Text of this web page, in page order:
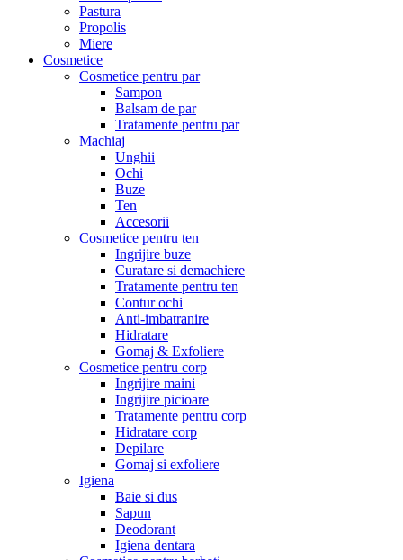
Pastura
Propolis
Miere
Cosmetice
Cosmetice pentru par
Sampon
Balsam de par
Tratamente pentru par
Machiaj
Unghii
Ochi
Buze
Ten
Accesorii
Cosmetice pentru ten
Ingrijire buze
Curatare si demachiere
Tratamente pentru ten
Contur ochi
Anti-imbatranire
Hidratare
Gomaj & Exfoliere
Cosmetice pentru corp
Ingrijire maini
Ingrijire picioare
Tratamente pentru corp
Hidratare corp
Depilare
Gomaj si exfoliere
Igiena
Baie si dus
Sapun
Deodorant
Igiena dentara